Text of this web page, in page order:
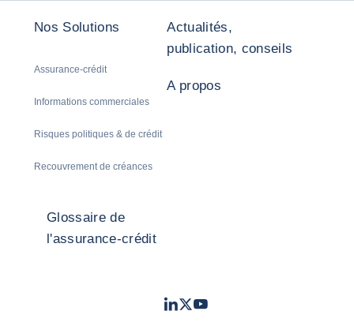
Nos Solutions
Assurance-crédit
Informations commerciales
Risques politiques & de crédit
Recouvrement de créances
Actualités,
publication, conseils
A propos
Glossaire de
l'assurance-crédit
LinkedIn
TwitterYoutube